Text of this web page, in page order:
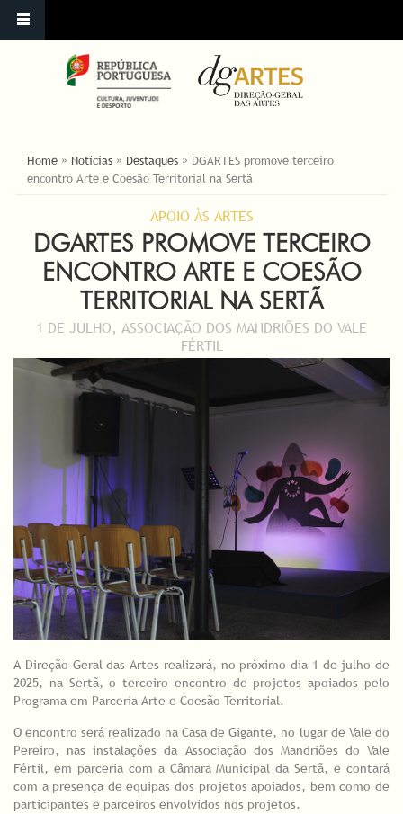
ESTÁ AQUI
Home » Notícias » Destaques » DGARTES promove terceiro
encontro Arte e Coesão Territorial na Sertã
APOIO ÀS ARTES
DGARTES PROMOVE TERCEIRO
ENCONTRO ARTE E COESÃO
TERRITORIAL NA SERTÃ
1 DE JULHO, ASSOCIAÇÃO DOS MANDRIÕES DO VALE
FÉRTIL
A Direção-Geral das Artes realizará, no próximo dia 1 de julho de
2025, na Sertã, o terceiro encontro de projetos apoiados pelo
Programa em Parceria Arte e Coesão Territorial.
O encontro será realizado na Casa de Gigante, no lugar de Vale do
Pereiro, nas instalações da Associação dos Mandriões do Vale
Fértil, em parceria com a Câmara Municipal da Sertã, e contará
com a presença de equipas dos projetos apoiados, bem como de
participantes e parceiros envolvidos nos projetos.